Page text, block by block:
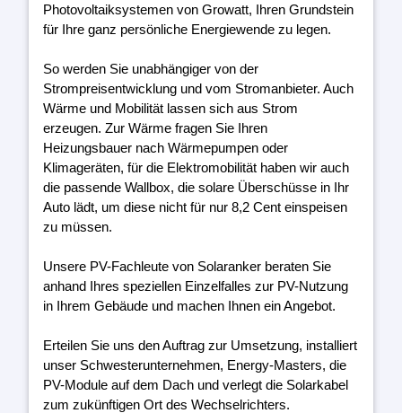
Photovoltaiksystemen von Growatt, Ihren Grundstein
für Ihre ganz persönliche Energiewende zu legen.
So werden Sie unabhängiger von der
Strompreisentwicklung und vom Stromanbieter. Auch
Wärme und Mobilität lassen sich aus Strom
erzeugen. Zur Wärme fragen Sie Ihren
Heizungsbauer nach Wärmepumpen oder
Klimageräten, für die Elektromobilität haben wir auch
die passende Wallbox, die solare Überschüsse in Ihr
Auto lädt, um diese nicht für nur 8,2 Cent einspeisen
zu müssen.
Unsere PV-Fachleute von Solaranker beraten Sie
anhand Ihres speziellen Einzelfalles zur PV-Nutzung
in Ihrem Gebäude und machen Ihnen ein Angebot.
Erteilen Sie uns den Auftrag zur Umsetzung, installiert
unser Schwesterunternehmen, Energy-Masters, die
PV-Module auf dem Dach und verlegt die Solarkabel
zum zukünftigen Ort des Wechselrichters.